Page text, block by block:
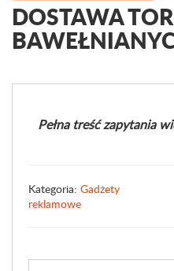
DOSTAWA
Pełna treść zapytania
Kategoria: Gadżety
reklamowe